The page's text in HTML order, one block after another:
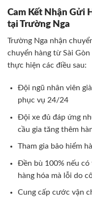
Cam Kết Nhận Gửi
tại Trường Nga
Trường Nga nhận
chuyển hàng từ Sài
thực hiện các điều sau:
Đội ngũ nhân viên
phục vụ 24/24
Đội xe đủ đáp ứng
cầu gia tăng thêm
Tham gia bảo hiểm
Đền bù 100% nếu
hàng hóa mà lỗi do
Cung cấp cước vận